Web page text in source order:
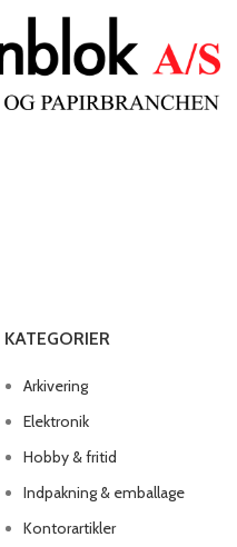
KATEGORIER
Arkivering
Elektronik
Hobby & fritid
Indpakning & emballage
Kontorartikler